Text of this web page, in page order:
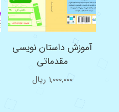
آموزش داستان نویسی
مقدماتی
۱,۰۰۰,۰۰۰ ریال